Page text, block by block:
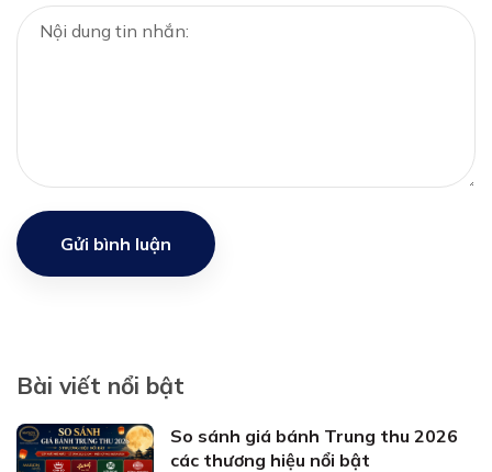
Gửi bình luận
Bài viết nổi bật
So sánh giá bánh Trung thu 2026
các thương hiệu nổi bật